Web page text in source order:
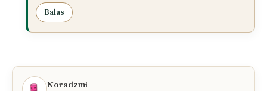
solat Jumaat di masjid, Islam
membenarkannya. Solat Jumaat yang
tersebut, dan tidak perlu lagi mendirikan